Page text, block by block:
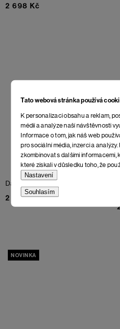
Tato webová stránka používá
K personalizaci obsahu a reklam,
médií a analýze naší návštěvnosti
Informace o tom, jak náš web
pro sociální média, inzerci a
zkombinovat s dalšími informacemi,
které získali v důsledku toho, že
Nastavení
Souhlasím
2 698 Kč
Dámské sandály Fidea
2 598 Kč
NOVINKA